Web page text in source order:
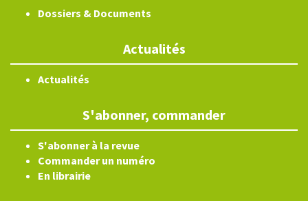
Dossiers & Documents
Actualités
Actualités
S'abonner, commander
S'abonner à la revue
Commander un numéro
En librairie